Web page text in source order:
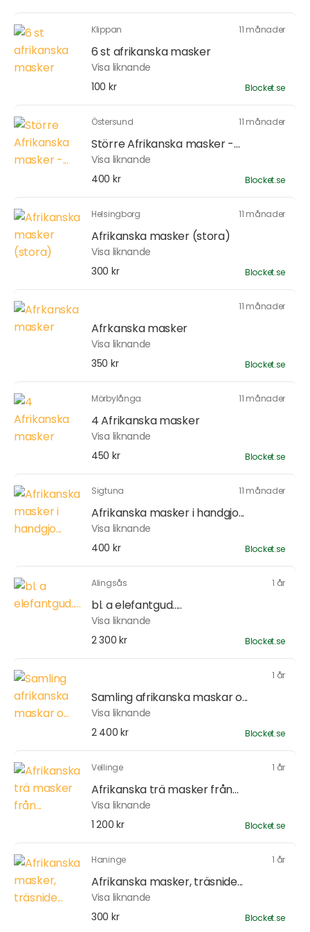
Klippan 11 månader
6 st afrikanska masker
Visa liknande
100 kr
Blocket.se
Östersund 11 månader
Större Afrikanska masker -...
Visa liknande
400 kr
Blocket.se
Helsingborg 11 månader
Afrikanska masker (stora)
Visa liknande
300 kr
Blocket.se
11 månader
Afrkanska masker
Visa liknande
350 kr
Blocket.se
Mörbylånga 11 månader
4 Afrikanska masker
Visa liknande
450 kr
Blocket.se
Sigtuna 11 månader
Afrikanska masker i handgjo...
Visa liknande
400 kr
Blocket.se
Alingsås 1 år
bl. a elefantgud.....
Visa liknande
2 300 kr
Blocket.se
1 år
Samling afrikanska maskar o...
Visa liknande
2 400 kr
Blocket.se
Vellinge 1 år
Afrikanska trä masker från...
Visa liknande
1 200 kr
Blocket.se
Haninge 1 år
Afrikanska masker, träsnide...
Visa liknande
300 kr
Blocket.se